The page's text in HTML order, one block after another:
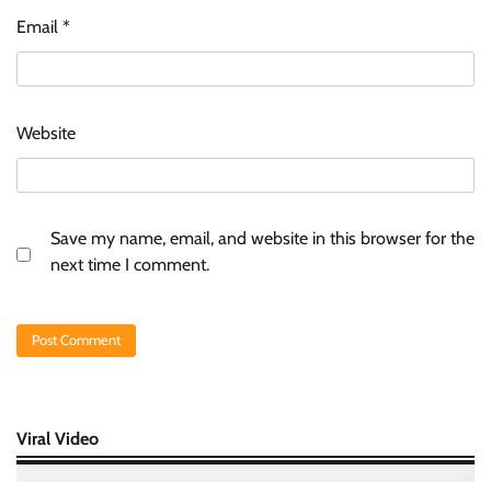
Email *
Website
Save my name, email, and website in this browser for the
next time I comment.
Viral Video